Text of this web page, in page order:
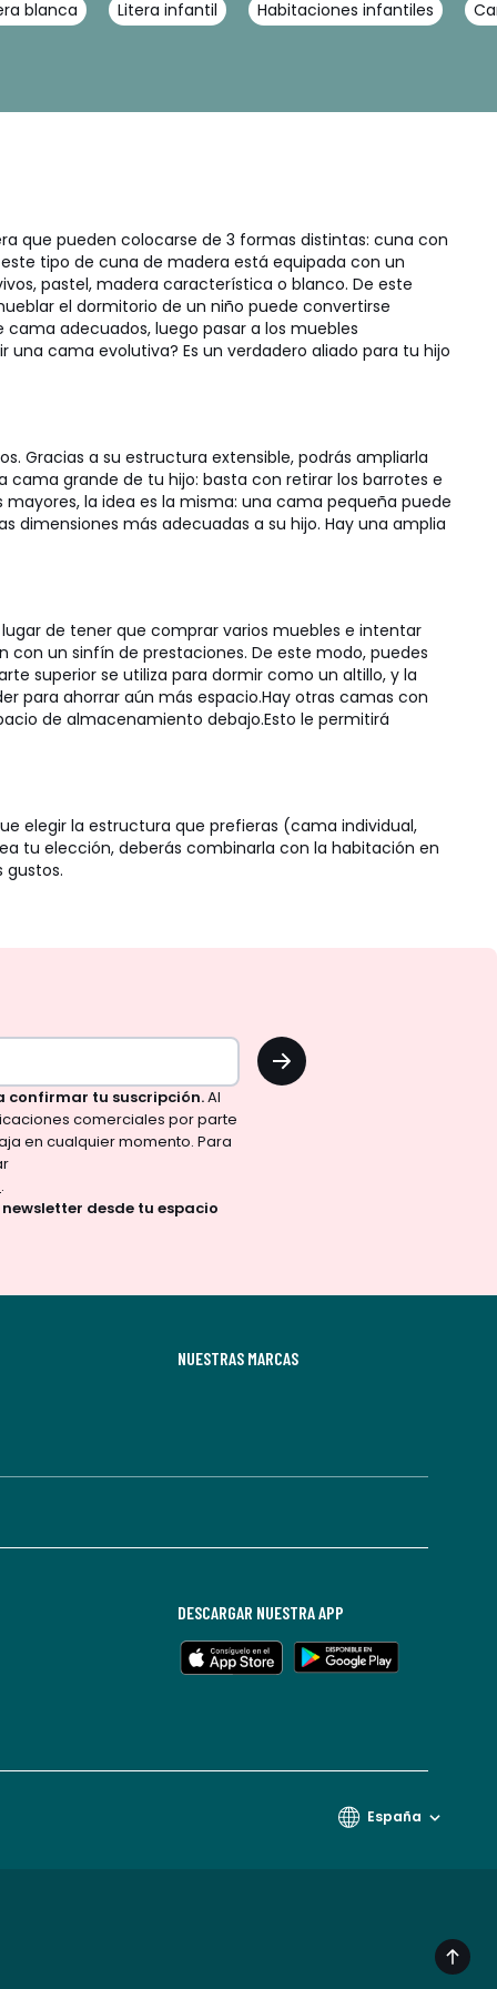
blanca Litera infantil Habitaciones infantiles
que pueden colocarse de 3 formas distintas: cuna con
tipo de cuna de madera está equipada con un
pastel, madera característica o blanco. De este
el dormitorio de un niño puede convertirse
adecuados, luego pasar a los muebles
una cama evolutiva? Es un verdadero aliado para tu hijo
Gracias a su estructura extensible, podrás ampliarla
grande de tu hijo: basta con retirar los barrotes e
mayores, la idea es la misma: una cama pequeña puede
dimensiones más adecuadas a su hijo. Hay una amplia
de tener que comprar varios muebles e intentar
con un sinfín de prestaciones. De este modo, puedes
superior se utiliza para dormir como un altillo, y la
para ahorrar aún más espacio.Hay otras camas con
de almacenamiento debajo.Esto le permitirá
elegir la estructura que prefieras (cama individual,
tu elección, deberás combinarla con la habitación en
gustos.
OK
confirmar tu suscripción.Al
comerciales por parte
en cualquier momento. Para
.
desde tu espacio
NUESTRAS MARCAS
DESCARGAR NUESTRA APP
España